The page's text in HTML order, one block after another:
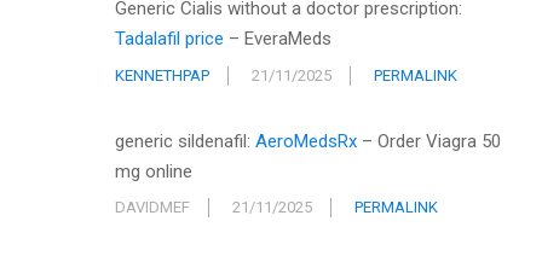
Generic Cialis without a doctor prescription:
Tadalafil price – EveraMeds
KENNETHPAP 21/11/2025 PERMALINK
generic sildenafil: AeroMedsRx – Order Viagra 50
mg online
DAVIDMEF 21/11/2025 PERMALINK